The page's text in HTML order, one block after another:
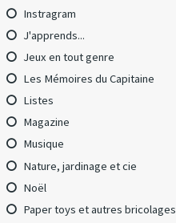
Instragram
J'apprends...
Jeux en tout genre
Les Mémoires du Capitaine
Listes
Magazine
Musique
Nature, jardinage et cie
Noël
Paper toys et autres bricolages